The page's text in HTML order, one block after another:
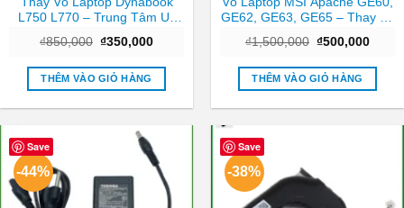
L750 L770 – Trung Tâm Uy
₫850,000 Giá
là:
₫850,000.
₫350,000Giá
tại
₫350,000.
THÊM VÀO GIỎ HÀNG
GE62, GE63, GE65 – Thay Vỏ
₫1,500,000 Giá
là:
₫1,500,000.
₫500,000Giá
tại
THÊM VÀO GIỎ HÀNG
Save
-44%
Save
-38%